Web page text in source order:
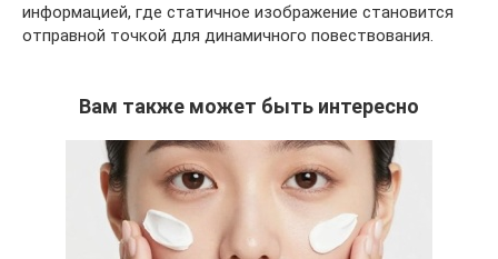
информацией, где статичное изображение становится
отправной точкой для динамичного повествования.
Вам также может быть интересно